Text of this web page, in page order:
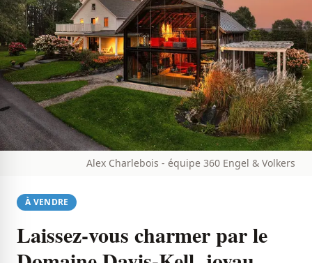
Alex Charlebois - équipe 360 Engel & Volkers
À VENDRE
Laissez-vous charmer par le